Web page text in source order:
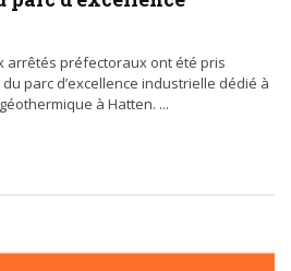
arrêtés préfectoraux ont été pris
parc d’excellence industrielle dédié à
à Hatten. ...